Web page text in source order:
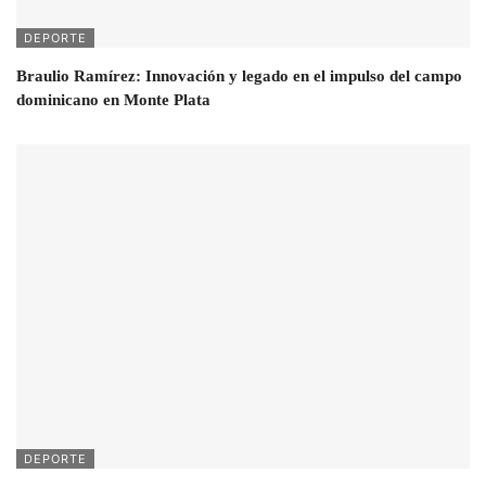
DEPORTE
Braulio Ramírez: Innovación y legado en el impulso del campo
dominicano en Monte Plata
DEPORTE